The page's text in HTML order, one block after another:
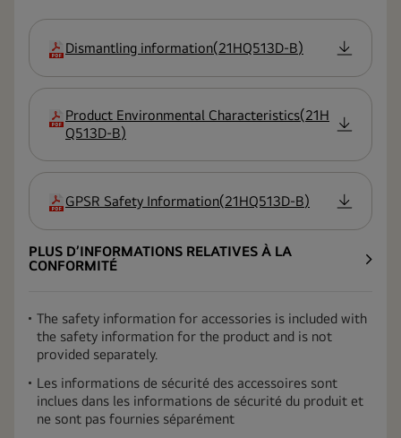
extension
Dismantling information(21HQ513D-B)
extension
Product Environmental Characteristics(21H
Q513D-B)
extension
GPSR Safety Information(21HQ513D-B)
PLUS D’INFORMATIONS RELATIVES À LA
CONFORMITÉ
The safety information for accessories is included with
the safety information for the product and is not
provided separately.
Les informations de sécurité des accessoires sont
inclues dans les informations de sécurité du produit et
ne sont pas fournies séparément